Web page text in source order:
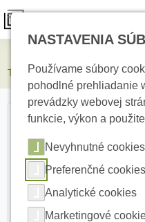
TP 12-100L Bezúdržbový
NASTAVENIA
Používame súbory
pohodlné prehliadanie
prevádzky webovej
funkcie, výkon a
Nevyhnutné cookies
Preferenčné cookies
Analytické cookies
Marketingové